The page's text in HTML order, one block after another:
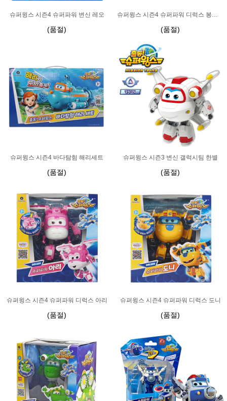
슈퍼윙스 시즌4 슈퍼파워 변신 레오
(품절)
슈퍼윙스 시즌4 슈퍼파워 디럭스 봉반장
(품절)
슈퍼윙스 시즌4 바다탐험 해리세트
(품절)
슈퍼윙스 시즌3 변신 갤럭시팀 한별
(품절)
슈퍼윙스 시즌4 슈퍼파워 디럭스 아리
(품절)
슈퍼윙스 시즌4 슈퍼파워 디럭스 도니
(품절)